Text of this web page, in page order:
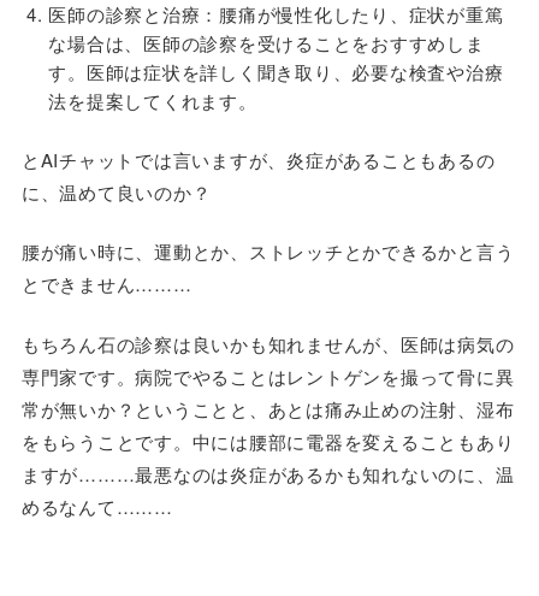
医師の診察と治療：腰痛が慢性化したり、症状が重篤
な場合は、医師の診察を受けることをおすすめしま
す。医師は症状を詳しく聞き取り、必要な検査や治療
法を提案してくれます。
とAIチャットでは言いますが、炎症があることもあるの
に、温めて良いのか？
腰が痛い時に、運動とか、ストレッチとかできるかと言う
とできません………
もちろん石の診察は良いかも知れませんが、医師は病気の
専門家です。病院でやることはレントゲンを撮って骨に異
常が無いか？ということと、あとは痛み止めの注射、湿布
をもらうことです。中には腰部に電器を変えることもあり
ますが………最悪なのは炎症があるかも知れないのに、温
めるなんて………